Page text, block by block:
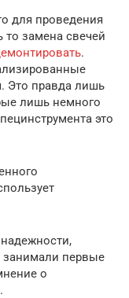
для проведения
замена свечей
.
Это правда лишь
лишь немного
это
занимали первые
о